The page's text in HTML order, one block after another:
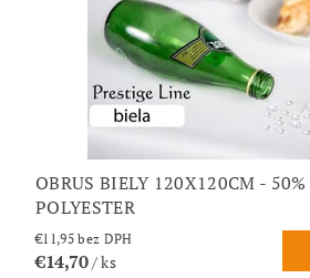
OBRUS BIELY 120X120CM -
POLYESTER
€11,95 bez DPH
€14,70/ ks